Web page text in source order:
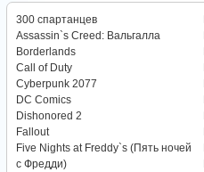
300 спартанцев
Assassin`s Creed: Вальгалла
Borderlands
Call of Duty
Cyberpunk 2077
DC Comics
Dishonored 2
Fallout
Five Nights at Freddy`s (Пять ночей
с Фредди)